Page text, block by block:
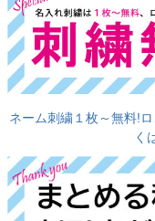
ネーム刺繍１枚～無料!
く